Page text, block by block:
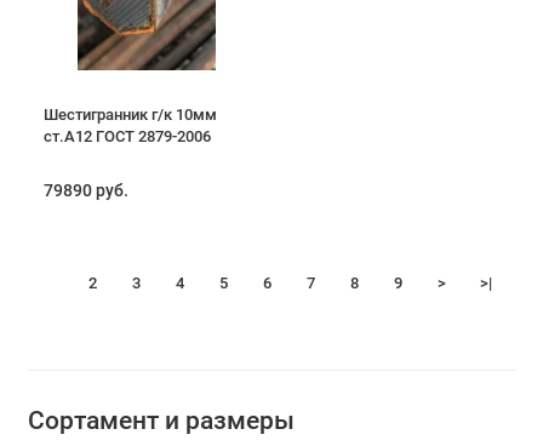
Шестигранник г/к 10мм
ст.А12 ГОСТ 2879-2006
79890 руб.
2 3 4 5 6 7 8 9 > >|
Сортамент и размеры